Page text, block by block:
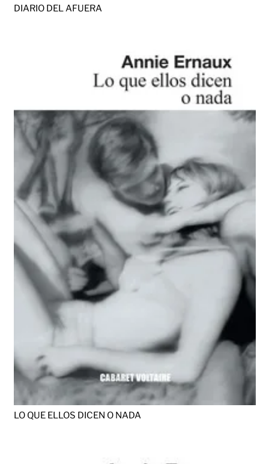
DIARIO DEL AFUERA
LO QUE ELLOS DICEN O NADA